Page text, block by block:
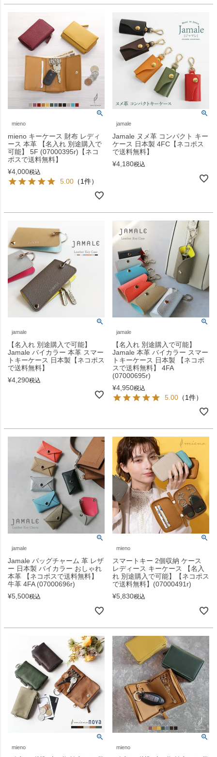
mieno
mieno キーケース 財布 レディ
ース 本革 【名入れ 別途購入で
可能】 5F (07000395r)【ネコ
ポスで送料無料】
¥4,000税込
5.00 （1件）
jamale
Jamale ヌメ革 コンパクト キー
ケース 日本製 4FC【ネコポス
で送料無料】
¥4,180税込
jamale
【名入れ 別途購入で可能】
Jamale バイカラー 本革 スマー
トキーケース 日本製【ネコポス
で送料無料】
¥4,290税込
jamale
【名入れ 別途購入で可能】
Jamale 本革 バイカラー スマー
トキーケース 日本製 【ネコポ
スで送料無料】 4FA
(07000695r)
¥4,950税込
5.00 （1件）
jamale
Jamale バッグチャーム 革 レザ
ー 日本製 バイカラー おしゃれ
本革 【ネコポスで送料無料】
牛革 4FA (07000696r)
¥5,500税込
mieno
スマートキー 2個収納 ケース
レディース キーケース 【名入
れ 別途購入で可能】【ネコポス
で送料無料】(07000491r)
¥5,830税込
mieno
mieno